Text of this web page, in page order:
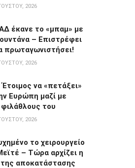
2026
έκανε το «μπαμ» με
– Επιστρέφει
πρωταγωνιστήσει!
2026
να «πετάξει»
Ευρώπη μαζί με
του
2026
το χειρουργείο
– Τώρα αρχίζει η
αποκατάστασης